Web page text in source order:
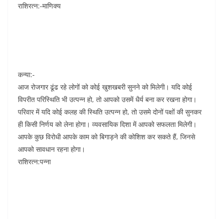
राशिरत्न:-माणिक्य
कन्या:-
आज रोजगार ढूंढ रहे लोगों को कोई खुशखबरी सुनने को मिलेगी। यदि कोई
विपरीत परिस्थिति भी उत्पन्न हो, तो आपको उसमें धैर्य बना कर रखना होगा।
परिवार में यदि कोई कलह की स्थिति उत्पन्न हो, तो उसमे दोनों पक्षों की सुनकर
ही किसी निर्णय को लेना होगा। व्यवसायिक दिशा में आपको सफलता मिलेगी।
आपके कुछ विरोधी आपके काम को बिगाड़ने की कोशिश कर सकते हैं, जिनसे
आपको सावधान रहना होगा।
राशिरत्न:पन्ना